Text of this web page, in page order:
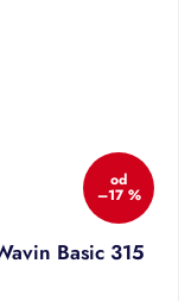
od
–17 %
Basic 315